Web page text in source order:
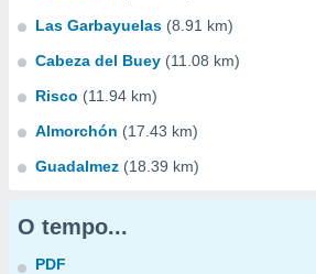
Las Garbayuelas (8.91 km)
Cabeza del Buey (11.08 km)
Risco (11.94 km)
Almorchón (17.43 km)
Guadalmez (18.39 km)
O tempo...
PDF